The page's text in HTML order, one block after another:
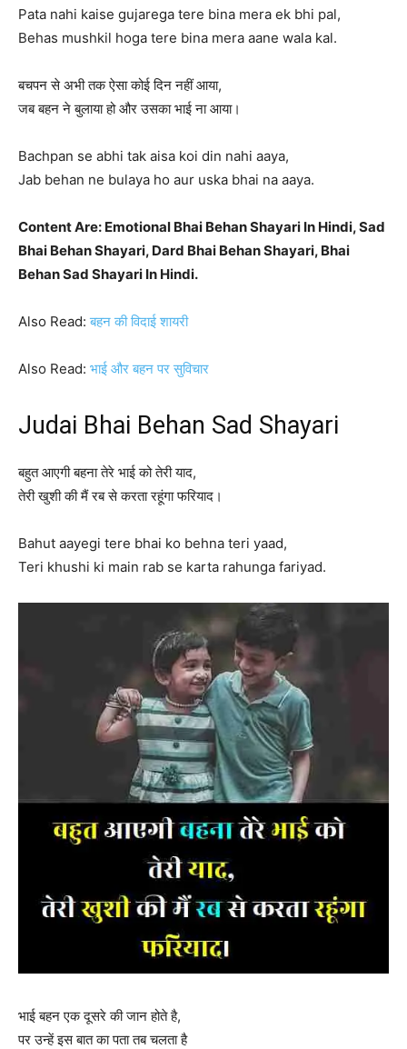
Pata nahi kaise gujarega tere bina mera ek bhi pal,
Behas mushkil hoga tere bina mera aane wala kal.
बचपन से अभी तक ऐसा कोई दिन नहीं आया,
जब बहन ने बुलाया हो और उसका भाई ना आया।
Bachpan se abhi tak aisa koi din nahi aaya,
Jab behan ne bulaya ho aur uska bhai na aaya.
Content Are: Emotional Bhai Behan Shayari In Hindi, Sad
Bhai Behan Shayari, Dard Bhai Behan Shayari, Bhai
Behan Sad Shayari In Hindi.
Also Read:बहन की विदाई शायरी
Also Read: भाई और बहन पर सुविचार
Judai Bhai Behan Sad Shayari
बहुत आएगी बहना तेरे भाई को तेरी याद,
तेरी खुशी की मैं रब से करता रहूंगा फरियाद।
Bahut aayegi tere bhai ko behna teri yaad,
Teri khushi ki main rab se karta rahunga fariyad.
भाई बहन एक दूसरे की जान होते है,
पर उन्हें इस बात का पता तब चलता है